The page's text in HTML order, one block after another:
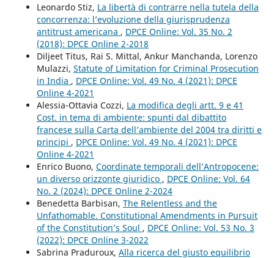
Leonardo Stiz, La libertà di contrarre nella tutela della
concorrenza: l’evoluzione della giurisprudenza
antitrust americana , DPCE Online: Vol. 35 No. 2
(2018): DPCE Online 2-2018
Diljeet Titus, Rai S. Mittal, Ankur Manchanda, Lorenzo
Mulazzi, Statute of Limitation for Criminal Prosecution
in India , DPCE Online: Vol. 49 No. 4 (2021): DPCE
Online 4-2021
Alessia-Ottavia Cozzi, La modifica degli artt. 9 e 41
Cost. in tema di ambiente: spunti dal dibattito
francese sulla Carta dell’ambiente del 2004 tra diritti e
principi , DPCE Online: Vol. 49 No. 4 (2021): DPCE
Online 4-2021
Enrico Buono, Coordinate temporali dell’Antropocene:
un diverso orizzonte giuridico , DPCE Online: Vol. 64
No. 2 (2024): DPCE Online 2-2024
Benedetta Barbisan, The Relentless and the
Unfathomable. Constitutional Amendments in Pursuit
of the Constitution’s Soul , DPCE Online: Vol. 53 No. 3
(2022): DPCE Online 3-2022
Sabrina Praduroux, Alla ricerca del giusto equilibrio